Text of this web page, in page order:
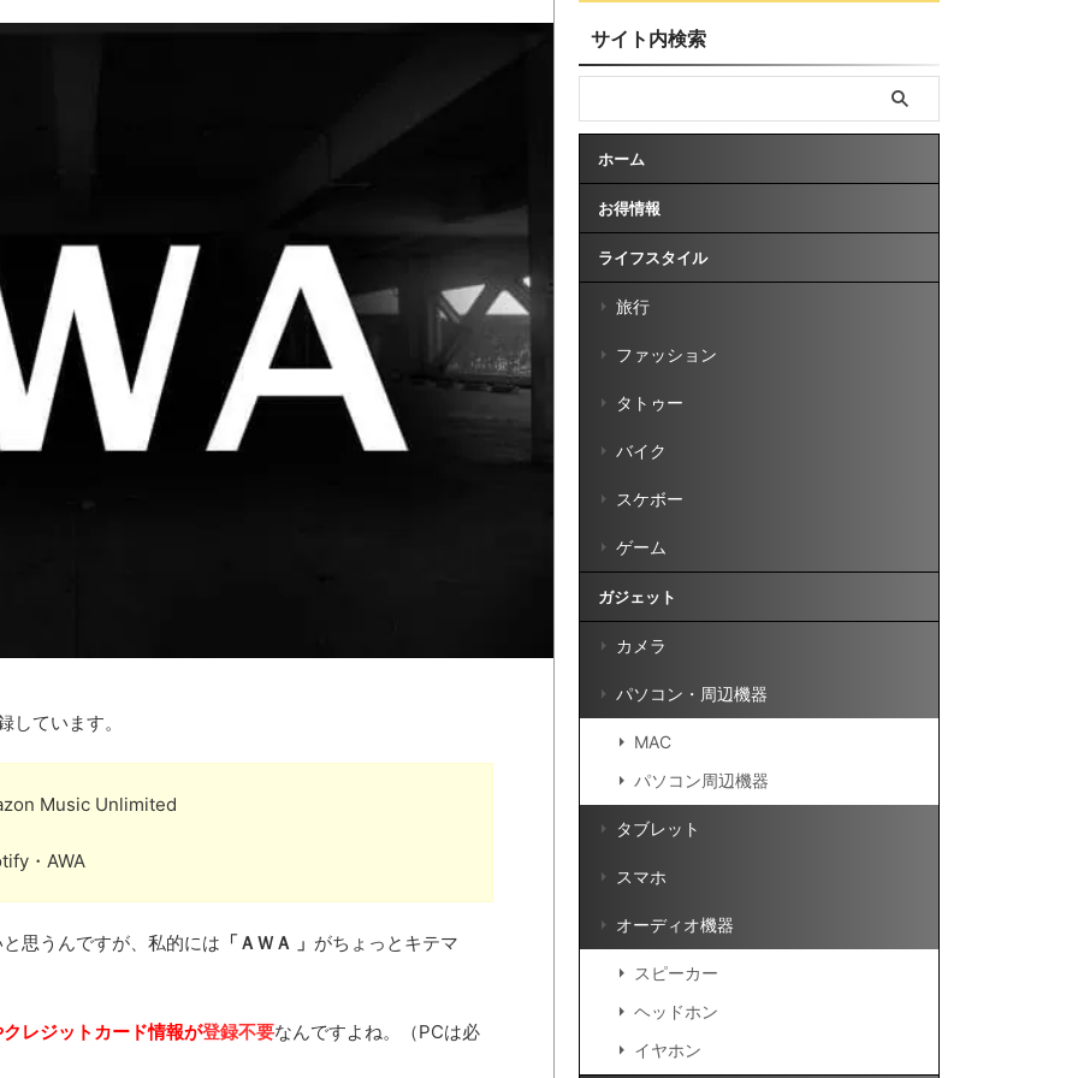
ています。
Music Unlimited
・AWA
思うんですが、私的には 「ＡＷＡ 」 がちょっとキテマ
レジットカード情報が登録不要なんですよね。（PCは必
サイト内検索
ホーム
お得情報
ライフスタイル
旅行
ファッション
タトゥー
バイク
スケボー
ゲーム
ガジェット
カメラ
パソコン・周辺機器
MAC
パソコン周辺機器
タブレット
スマホ
オーディオ機器
スピーカー
ヘッドホン
イヤホン